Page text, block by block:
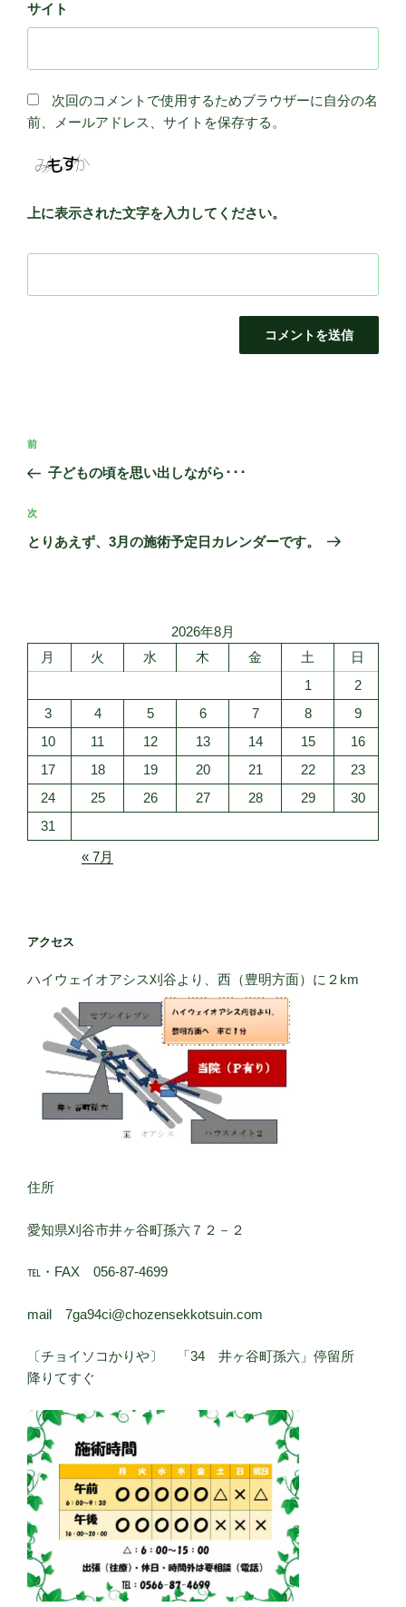
サイト
次回のコメントで使用するためブラウザーに自分の名
前、メールアドレス、サイトを保存する。
上に表示された文字を入力してください。
投
ナ
ビ
ゲ
前
の
稿
前
子どもの頃を思い出しながら･･･
次
の
次
とりあえず、3月の施術予定日カレンダーです。
2026年8月
月
火 水 木 金 土
日
1
2
3
4 5 6 7 8
9
10
11 12 13 14 15
16
17
18 19 20 21 22
23
24
25 26 27 28 29
30
31
« 7月
アクセス
ハイウェイオアシス刈谷より、西（豊明方面）に２km
住所
愛知県刈谷市井ヶ谷町孫六７２－２
℡・FAX 056-87-4699
mail 7ga94ci@chozensekkotsuin.com
〔チョイソコかりや〕 「34 井ヶ谷町孫六」停留所
降りてすぐ